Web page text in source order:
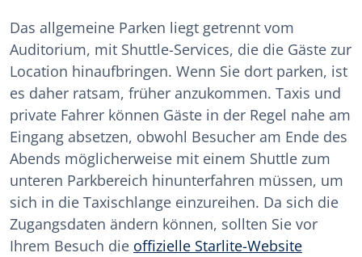
Das allgemeine Parken liegt getrennt vom
Auditorium, mit Shuttle-Services, die die Gäste zur
Location hinaufbringen. Wenn Sie dort parken, ist
es daher ratsam, früher anzukommen. Taxis und
private Fahrer können Gäste in der Regel nahe am
Eingang absetzen, obwohl Besucher am Ende des
Abends möglicherweise mit einem Shuttle zum
unteren Parkbereich hinunterfahren müssen, um
sich in die Taxischlange einzureihen. Da sich die
Zugangsdaten ändern können, sollten Sie vor
Ihrem Besuch die offizielle Starlite-Website